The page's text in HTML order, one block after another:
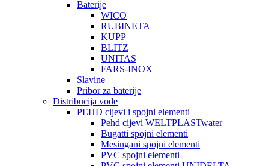
Baterije
WICO
RUBINETA
KUPP
BLITZ
UNITAS
FARS-INOX
Slavine
Pribor za baterije
Distribucija vode
PEHD cijevi i spojni elementi
Pehd cijevi WELTPLASTwater
Bugatti spojni elementi
Mesingani spojni elementi
PVC spojni elementi